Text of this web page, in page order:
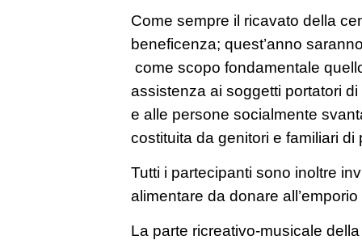
Come sempre il ricavato della
beneficenza; quest’anno
come scopo fondamentale
assistenza ai soggetti portatori
e alle persone socialmente
costituita da genitori e familiari
Tutti i partecipanti sono inoltre
alimentare da donare
La parte ricreativo-musicale